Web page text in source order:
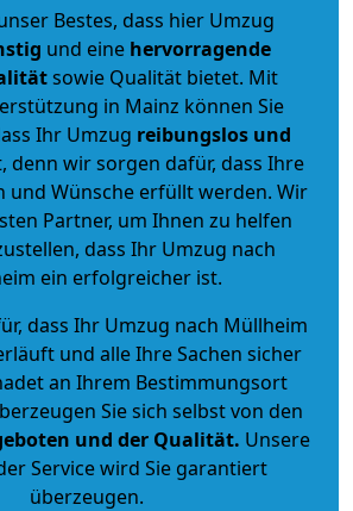
Bestes, dass hier Umzug
und eine hervorragende
sowie Qualität bietet. Mit
in Mainz können Sie
Ihr Umzug reibungslos und
denn wir sorgen dafür, dass Ihre
und Wünsche erfüllt werden. Wir
Partner, um Ihnen zu helfen
dass Ihr Umzug nach
ein erfolgreicher ist.
dass Ihr Umzug nach Müllheim
und alle Ihre Sachen sicher
an Ihrem Bestimmungsort
Sie sich selbst von den
und der Qualität. Unsere
Service wird Sie garantiert
überzeugen.